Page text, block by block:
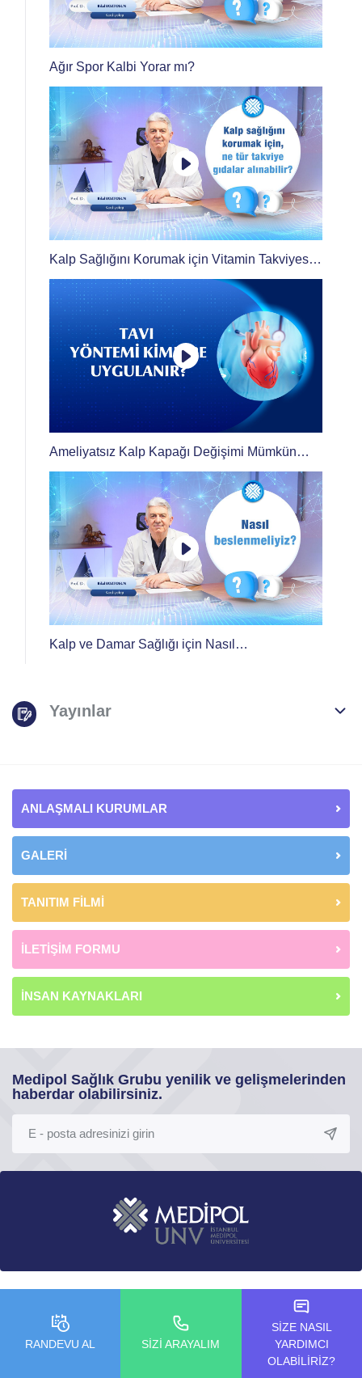
Ağır Spor Kalbi Yorar mı?
Kalp Sağlığını Korumak için Vitamin Takviyesi
Kullanılmalı mı?
Ameliyatsız Kalp Kapağı Değişimi Mümkün
mü? TAVI Yöntemi Kimlere Uygulanır?
Kalp ve Damar Sağlığı için Nasıl
Yayınlar
ANLAŞMALI KURUMLAR
GALERİ
TANITIM FİLMİ
İLETİŞİM FORMU
İNSAN KAYNAKLARI
Medipol Sağlık Grubu yenilik ve gelişmelerinden
haberdar olabilirsiniz.
KVKK
RANDEVU AL SİZİ ARAYALIM
SİZE NASIL
YARDIMCI
OLABİLİRİZ?